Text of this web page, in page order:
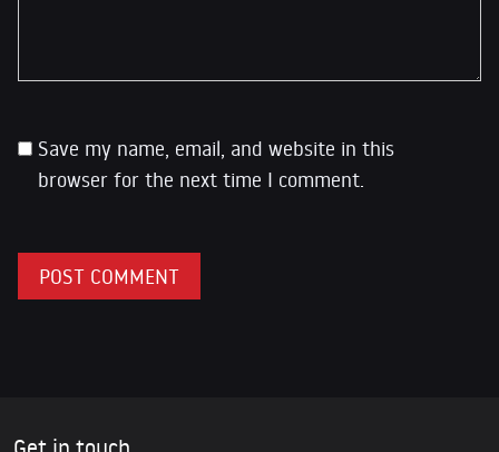
Save my name, email, and website in this
browser for the next time I comment.